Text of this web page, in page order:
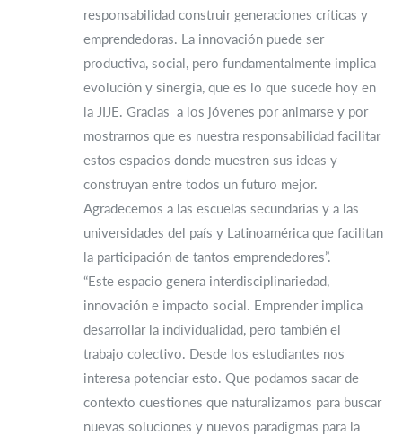
responsabilidad construir generaciones críticas y
emprendedoras. La innovación puede ser
productiva, social, pero fundamentalmente implica
evolución y sinergia, que es lo que sucede hoy en
la JIJE. Gracias a los jóvenes por animarse y por
mostrarnos que es nuestra responsabilidad facilitar
estos espacios donde muestren sus ideas y
construyan entre todos un futuro mejor.
Agradecemos a las escuelas secundarias y a las
universidades del país y Latinoamérica que facilitan
la participación de tantos emprendedores”.
“Este espacio genera interdisciplinariedad,
innovación e impacto social. Emprender implica
desarrollar la individualidad, pero también el
trabajo colectivo. Desde los estudiantes nos
interesa potenciar esto. Que podamos sacar de
contexto cuestiones que naturalizamos para buscar
nuevas soluciones y nuevos paradigmas para la